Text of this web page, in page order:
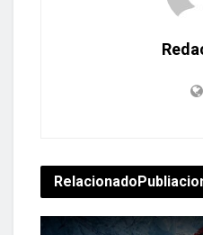
Relacionado